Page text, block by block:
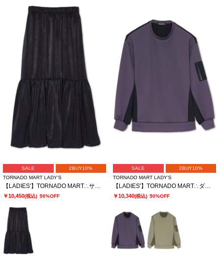
SALE
2BUY10%
TORNADO MART LADY’S
￥10,450(税込) 50%OFF
SALE
2BUY10%
TORNADO MART LADY’S
￥10,340(税込) 50%OFF